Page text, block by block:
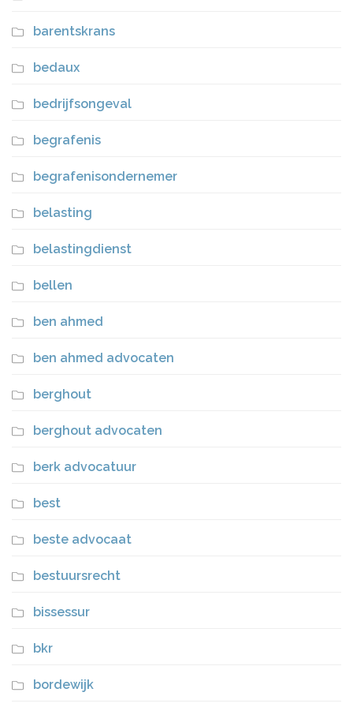
barentskrans
bedaux
bedrijfsongeval
begrafenis
begrafenisondernemer
belasting
belastingdienst
bellen
ben ahmed
ben ahmed advocaten
berghout
berghout advocaten
berk advocatuur
best
beste advocaat
bestuursrecht
bissessur
bkr
bordewijk